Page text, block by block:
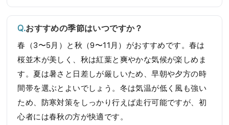
おすすめの季節はいつですか？
春（3〜5月）と秋（9〜11月）がおすすめです。春は
桜並木が美しく、秋は紅葉と爽やかな気候が楽しめま
す。夏は暑さと日差しが厳しいため、早朝や夕方の時
間帯を選ぶとよいでしょう。冬は気温が低く風も強い
ため、防寒対策をしっかり行えば走行可能ですが、初
心者には春秋の方が快適です。